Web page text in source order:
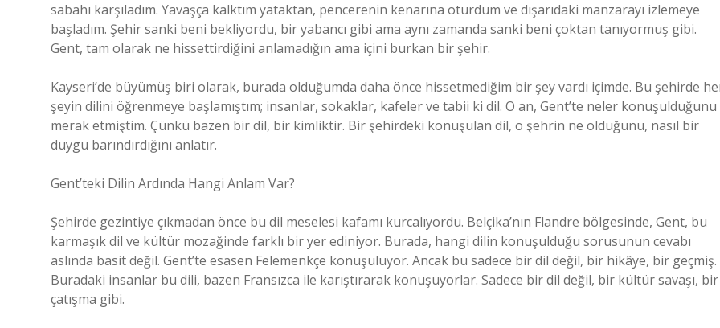
sabahı karşıladım. Yavaşça kalktım yataktan, pencerenin kenarına oturdum ve dışarıdaki manzarayı izlemeye
başladım. Şehir sanki beni bekliyordu, bir yabancı gibi ama aynı zamanda sanki beni çoktan tanıyormuş gibi.
Gent, tam olarak ne hissettirdiğini anlamadığın ama içini burkan bir şehir.
Kayseri’de büyümüş biri olarak, burada olduğumda daha önce hissetmediğim bir şey vardı içimde. Bu şehirde
şeyin dilini öğrenmeye başlamıştım; insanlar, sokaklar, kafeler ve tabii ki dil. O an, Gent’te neler konuşulduğunu
merak etmiştim. Çünkü bazen bir dil, bir kimliktir. Bir şehirdeki konuşulan dil, o şehrin ne olduğunu, nasıl bir
duygu barındırdığını anlatır.
Gent’teki Dilin Ardında Hangi Anlam Var?
Şehirde gezintiye çıkmadan önce bu dil meselesi kafamı kurcalıyordu. Belçika’nın Flandre bölgesinde, Gent, bu
karmaşık dil ve kültür mozağinde farklı bir yer ediniyor. Burada, hangi dilin konuşulduğu sorusunun cevabı
aslında basit değil. Gent’te esasen Felemenkçe konuşuluyor. Ancak bu sadece bir dil değil, bir hikâye, bir geçmiş.
Buradaki insanlar bu dili, bazen Fransızca ile karıştırarak konuşuyorlar. Sadece bir dil değil, bir kültür savaşı, bir
çatışma gibi.